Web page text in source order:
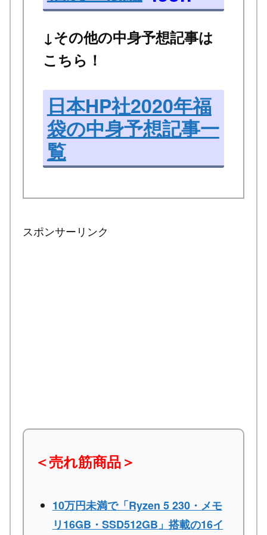
↓その他の中身予想記事は
こちら！
日本HP社2020年福
袋の中身予想記事一
覧
スポンサーリンク
＜売れ筋商品＞
10万円未満で「Ryzen 5 230・メモ
リ16GB・SSD512GB」搭載の16イ